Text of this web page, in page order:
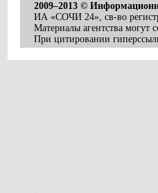
2009–2013 ©
ИА «СОЧИ 24», св-во
Материалы агентства могут
При цитировании